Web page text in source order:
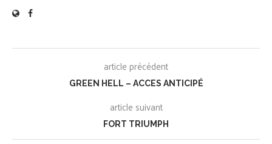
article précédent
GREEN HELL – ACCES ANTICIPÉ
article suivant
FORT TRIUMPH